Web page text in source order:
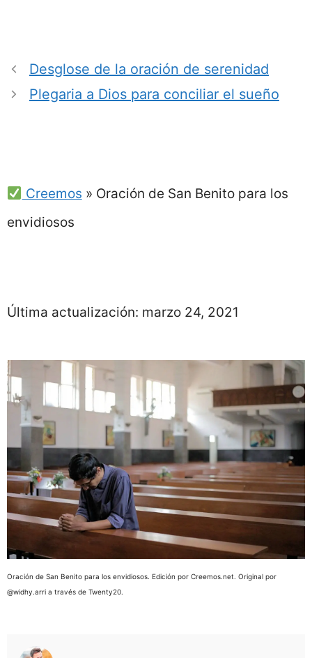
Desglose de la oración de serenidad
Plegaria a Dios para conciliar el sueño
Creemos » Oración de San Benito para los
envidiosos
Última actualización: marzo 24, 2021
Oración de San Benito para los envidiosos. Edición por Creemos.net. Original por
@widhy.arri a través de Twenty20.